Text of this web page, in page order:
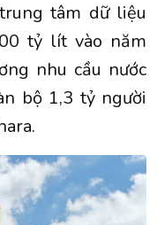
tâm dữ liệu
tỷ lít vào năm
nhu cầu nước
bộ 1,3 tỷ người